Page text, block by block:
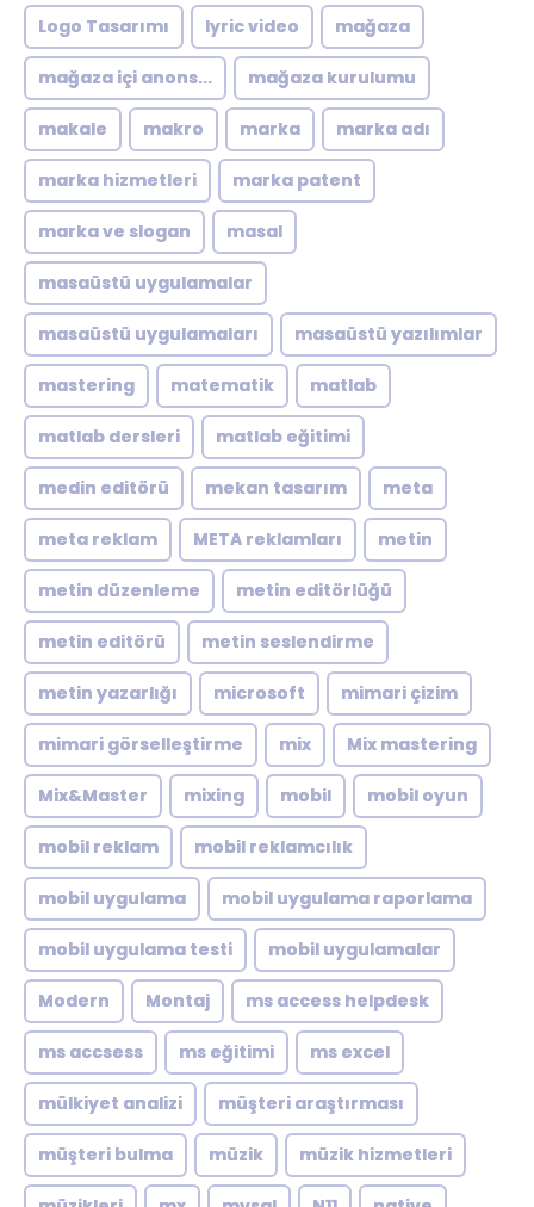
Logo Tasarımı lyric video mağaza
mağaza içi anons... mağaza kurulumu
makale makro marka marka adı
marka hizmetleri marka patent
marka ve slogan masal
masaüstü uygulamalar
masaüstü uygulamaları masaüstü yazılımlar
mastering matematik matlab
matlab dersleri matlab eğitimi
medin editörü mekan tasarım meta
meta reklam META reklamları metin
metin düzenleme metin editörlüğü
metin editörü metin seslendirme
metin yazarlığı microsoft mimari çizim
mimari görselleştirme mix Mix mastering
Mix&Master mixing mobil mobil oyun
mobil reklam mobil reklamcılık
mobil uygulama mobil uygulama raporlama
mobil uygulama testi mobil uygulamalar
Modern Montaj ms access helpdesk
ms accsess ms eğitimi ms excel
mülkiyet analizi müşteri araştırması
müşteri bulma müzik müzik hizmetleri